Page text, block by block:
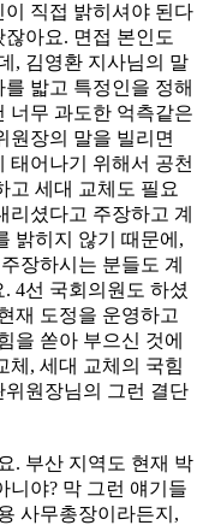
직접 밝히셔야 된다
아요. 면접 본인도
, 김영환 지사님의 말
밟고 특정인을 정해
너무 과도한 억측같은
원장의 말을 빌리면
태어나기 위해서 공천
고 세대 교체도 필요
셨다고 주장하고 계
밝히지 않기 때문에,
장하시는 분들도 계
4선 국회의원도 하셨
재 도정을 운영하고
을 쏟아 부으신 것에
체, 세대 교체의 국힘
원장님의 그런 결단
. 부산 지역도 현재 박
니야? 막 그런 얘기들
사무총장이라든지,